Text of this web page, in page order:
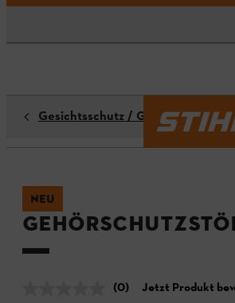
Gesichtsschutz / Gehörschutz /
NEU
(0) Jetzt Produkt